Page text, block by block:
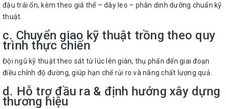
đậu trái ổn, kèm theo giá thể – dây leo – phân dinh dưỡng chuẩn kỹ
thuật.
c. Chuyển giao kỹ thuật trồng theo quy
trình thực chiến
Đội ngũ kỹ thuật theo sát từ lúc lên giàn, thụ phấn đến giai đoạn
điều chỉnh độ đường, giúp hạn chế rủi ro và nâng chất lượng quả.
d. Hỗ trợ đầu ra & định hướng xây dựng
thương hiệu